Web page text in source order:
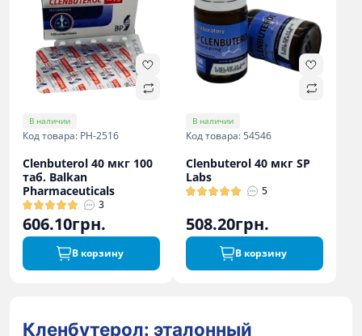
В наличии
Код товара: PH-2516
Clenbuterol 40 мкг 100
таб. Balkan
Pharmaceuticals
3
606.10грн.
В корзину
В наличии
Код товара: 54546
Clenbuterol 40 мкг SP
Labs
5
508.20грн.
В корзину
Кленбутерол: эталонный